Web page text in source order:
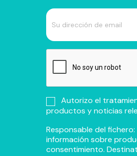
Autorizo el
productos y noticias
Responsable del
información sobre
consentimiento.